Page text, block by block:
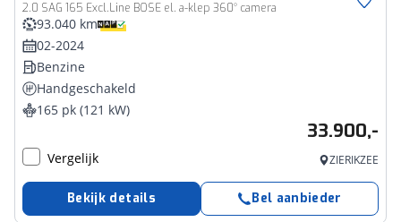
2.0 SAG 165 Excl.Line BOSE el. a-klep 360° camera
93.040 km
02-2024
Benzine
Handgeschakeld
165 pk (121 kW)
33.900,-
Vergelijk ZIERIKZEE
Bekijk details Bel aanbieder